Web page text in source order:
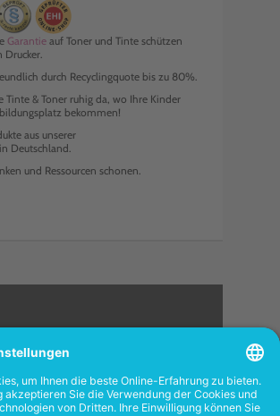
Garantie auf Toner und Tinte schützen
Drucker.
durch Recyclingquote bis zu 80%.
Tinte & Toner ruhig da, wo Ihre Kinder
bekommen!
aus unserer
Deutschland.
und Ressourcen schonen.
<
FOLGEN SIE UNS